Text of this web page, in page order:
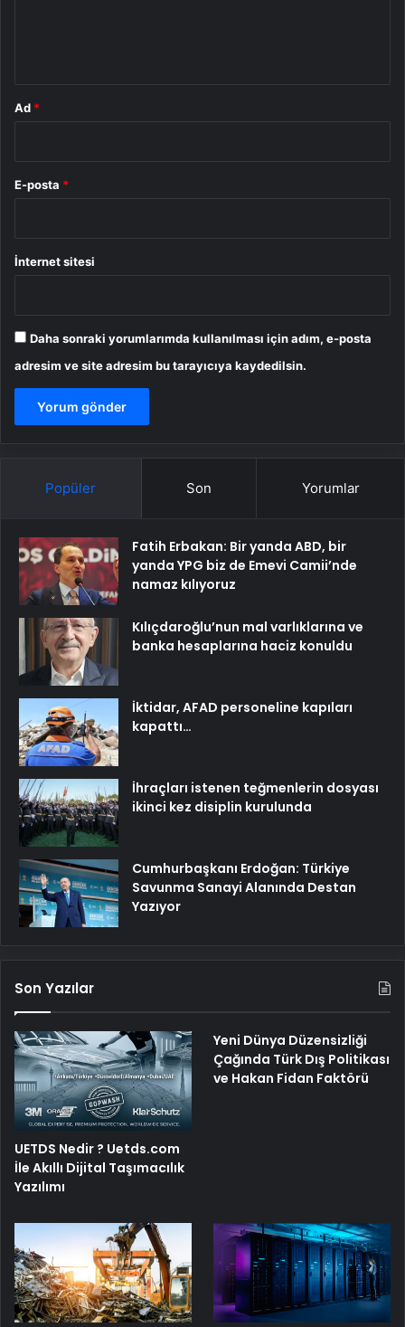
Ad *
E-posta *
İnternet sitesi
Daha sonraki yorumlarımda kullanılması için adım, e-posta
adresim ve site adresim bu tarayıcıya kaydedilsin.
Popüler Son Yorumlar
Fatih Erbakan: Bir yanda ABD, bir
yanda YPG biz de Emevi Camii’nde
namaz kılıyoruz
Kılıçdaroğlu’nun mal varlıklarına ve
banka hesaplarına haciz konuldu
İktidar, AFAD personeline kapıları
kapattı…
İhraçları istenen teğmenlerin dosyası
ikinci kez disiplin kurulunda
Cumhurbaşkanı Erdoğan: Türkiye
Savunma Sanayi Alanında Destan
Yazıyor
Son Yazılar
UETDS Nedir ? Uetds.com
İle Akıllı Dijital Taşımacılık
Yazılımı
Yeni Dünya Düzensizliği
Çağında Türk Dış Politikası
ve Hakan Fidan Faktörü